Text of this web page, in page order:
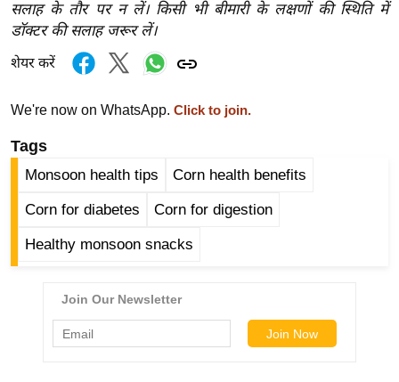
वु
ड
फि
स
क्षा
B
a
सलाह के तौर पर न लें। किसी भी बीमारी के लक्षणों की स्थिति में
डॉक्टर की सलाह जरूर लें।
शेयर करें
We're now on WhatsApp. Click to join.
Tags
Monsoon health tips Corn health benefits
Corn for diabetes Corn for digestion
Healthy monsoon snacks